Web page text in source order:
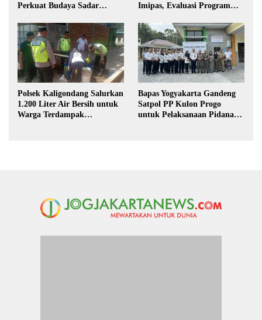
Perkuat Budaya Sadar
Imipas, Evaluasi Program
Polsek Kaligondang Salurkan
1.200 Liter Air Bersih untuk
Warga Terdampak
Bapas Yogyakarta Gandeng
Satpol PP Kulon Progo
untuk Pelaksanaan Pidana